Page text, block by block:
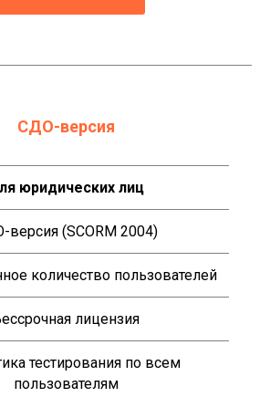
СДО-версия
юридических лиц
(SCORM 2004)
количество пользователей
лицензия
тестирования по всем
пользователям